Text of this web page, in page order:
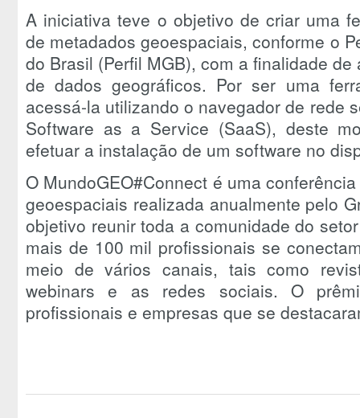
A iniciativa teve o objetivo de criar uma
de metadados geoespaciais, conforme o
do Brasil (Perfil MGB), com a finalidade
de dados geográficos. Por ser uma
acessá-la utilizando o navegador de rede
Software as a Service (SaaS), deste
efetuar a instalação de um software no
O MundoGEO#Connect é uma
geoespaciais realizada anualmente pelo
objetivo reunir toda a comunidade do
mais de 100 mil profissionais se
meio de vários canais, tais como
webinars e as redes sociais. O
profissionais e empresas que se